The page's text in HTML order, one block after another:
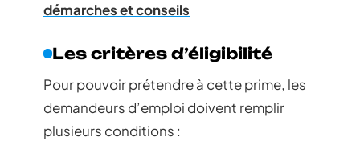
démarches et conseils
Les critères d’éligibilité
Pour pouvoir prétendre à cette prime, les
demandeurs d’emploi doivent remplir
plusieurs conditions :